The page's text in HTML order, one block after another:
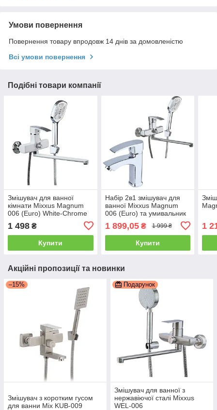
Умови повернення
Повернення товару впродовж 14 днів за домовленістю
Всі умови повернення
Подібні товари компанії
Змішувач для ванної
кімнати Mixxus Magnum
006 (Euro) White-Chrome
1 498 ₴
Купити
Набір 2в1 змішувач для
ванної Mixxus Magnum
006 (Euro) та умивальник
1 899,05₴ 1 999 ₴
Купити
1
Акційні пропозиції та новинки
–15%
Змішувач з коротким гусом
для ванни Mix KUB-009
Подарунок
Змішувач для ванної з
нержавіючої сталі Mixxus
WEL-006